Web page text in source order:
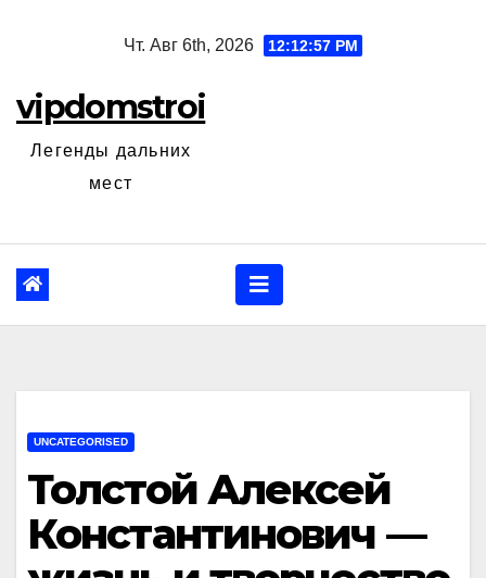
Чт. Авг 6th, 2026 12:12:58 PM
vipdomstroi
Легенды дальних
мест
UNCATEGORISED
Толстой Алексей
Константинович —